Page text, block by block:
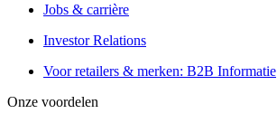
Jobs & carrière
Investor Relations
Voor retailers & merken: B2B Informatie
Onze voordelen